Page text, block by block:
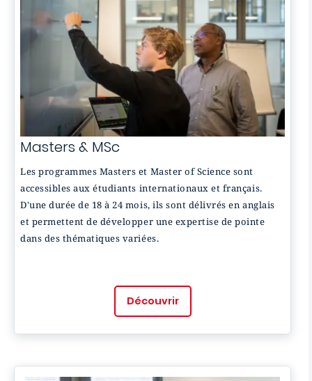
Masters & MSc
Les programmes Masters et Master of Science sont
accessibles aux étudiants internationaux et français.
D'une durée de 18 à 24 mois, ils sont délivrés en anglais
et permettent de développer une expertise de pointe
dans des thématiques variées.
Découvrir